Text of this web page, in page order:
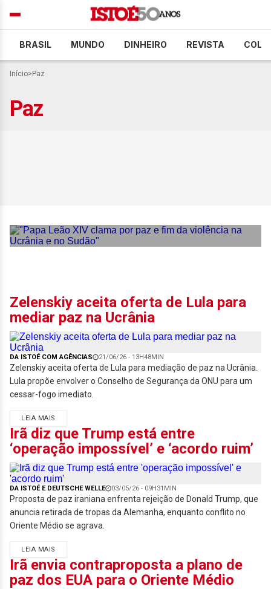
BRASIL MUNDO DINHEIRO REVISTA
Início> Paz
Paz
Zelenskiy aceita oferta de Lula para
mediar paz na Ucrânia
DA ISTOÉ COM AGÊNCIAS 21/06/26 - 13H48MIN
Zelenskiy aceita oferta de Lula para mediação de paz na Ucrânia.
Lula propõe envolver o Conselho de Segurança da ONU para um
cessar-fogo imediato.
LEIA MAIS
Irã diz que Trump está entre
‘operação impossível’ e ‘acordo ruim’
DA ISTOÉ E DEUTSCHE WELLE 03/05/26 - 09H31MIN
Proposta de paz iraniana enfrenta rejeição de Donald Trump, que
anuncia retirada de tropas da Alemanha, enquanto conflito no
Oriente Médio se agrava.
LEIA MAIS
Irã envia contraproposta a plano de
paz dos EUA para o Oriente Médio